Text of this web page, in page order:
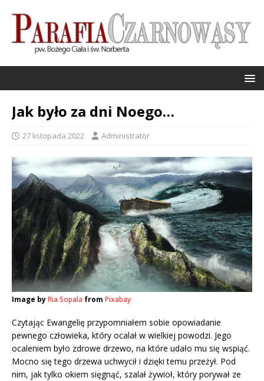
Jak było za dni Noego…
27 listopada 2022 Administrator
Image byRia Sopala from Pixabay
Czytając Ewangelię przypomniałem sobie opowiadanie
pewnego człowieka, który ocalał w wielkiej powodzi. Jego
ocaleniem było zdrowe drzewo, na które udało mu się wspiąć.
Mocno się tego drzewa uchwycił i dzięki temu przeżył. Pod
nim, jak tylko okiem sięgnąć, szalał żywioł, który porywał ze